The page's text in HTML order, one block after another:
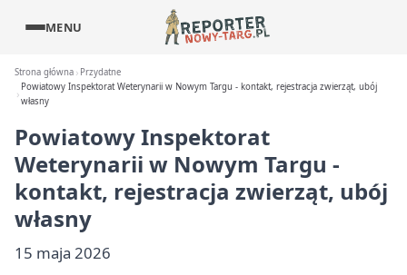
MENU
Strona główna
Przydatne
Powiatowy Inspektorat Weterynarii w Nowym Targu - kontakt, rejestracja zwierząt, ubój
własny
Powiatowy Inspektorat
Weterynarii w Nowym Targu -
kontakt, rejestracja zwierząt, ubój
własny
15 maja 2026